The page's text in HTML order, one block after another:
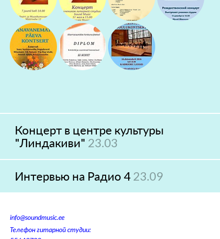
Концерт в центре культуры
"Линдакиви" 23.03
Интервью на Радио 4 23.09
info@soundmusic.ee
Телефон гитарной студии: